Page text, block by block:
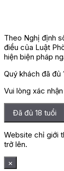
Theo Nghị định
điều của Luật
hiện biện pháp
Quý khách đã đủ
Vui lòng xác
Đã đủ 18 tuổi
Website chỉ giới
trở lên.
×